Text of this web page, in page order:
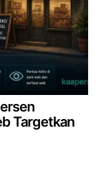
Targetkan